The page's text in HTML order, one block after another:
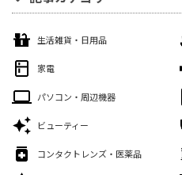
生活雑貨・日用品
家電
パソコン・周辺機器
ビューティー
コンタクトレンズ・医薬品